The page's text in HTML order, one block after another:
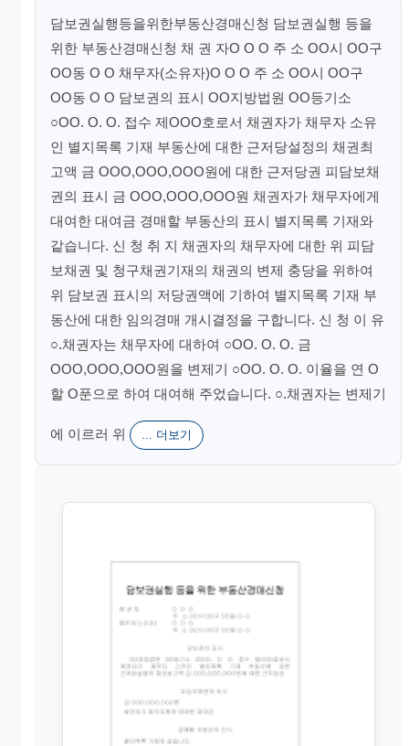
담보권실행등을위한부동산경매신청 담보권실행 등을
위한 부동산경매신청 채 권 자O O O 주 소 OO시 OO구
OO동 O O 채무자(소유자)O O O 주 소 OO시 OO구
OO동 O O 담보권의 표시 OO지방법원 OO등기소
○OO. O. O. 접수 제OOO호로서 채권자가 채무자 소유
인 별지목록 기재 부동산에 대한 근저당설정의 채권최
고액 금 OOO,OOO,OOO원에 대한 근저당권 피담보채
권의 표시 금 OOO,OOO,OOO원 채권자가 채무자에게
대여한 대여금 경매할 부동산의 표시 별지목록 기재와
같습니다. 신 청 취 지 채권자의 채무자에 대한 위 피담
보채권 및 청구채권기재의 채권의 변제 충당을 위하여
위 담보권 표시의 저당권액에 기하여 별지목록 기재 부
동산에 대한 임의경매 개시결정을 구합니다. 신 청 이 유
○.채권자는 채무자에 대하여 ○OO. O. O. 금
OOO,OOO,OOO원을 변제기 ○OO. O. O. 이율을 연 O
할 O푼으로 하여 대여해 주었습니다. ○.채권자는 변제기
에 이르러 위 ... 더보기